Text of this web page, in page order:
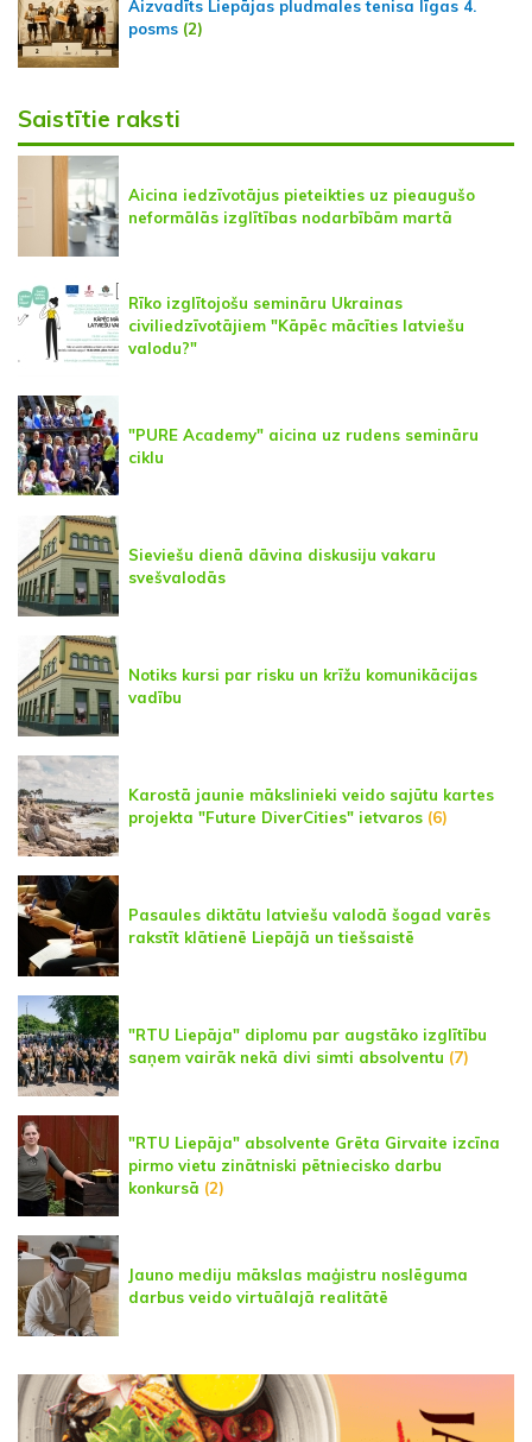
Aizvadīts Liepājas pludmales tenisa līgas 4.
posms (2)
Saistītie raksti
Aicina iedzīvotājus pieteikties uz pieaugušo
neformālās izglītības nodarbībām martā
Rīko izglītojošu semināru Ukrainas
civiliedzīvotājiem "Kāpēc mācīties latviešu
valodu?"
"PURE Academy" aicina uz rudens semināru
ciklu
Sieviešu dienā dāvina diskusiju vakaru
svešvalodās
Notiks kursi par risku un krīžu komunikācijas
vadību
Karostā jaunie mākslinieki veido sajūtu kartes
projekta "Future DiverCities" ietvaros (6)
Pasaules diktātu latviešu valodā šogad varēs
rakstīt klātienē Liepājā un tiešsaistē
"RTU Liepāja" diplomu par augstāko izglītību
saņem vairāk nekā divi simti absolventu (7)
"RTU Liepāja" absolvente Grēta Girvaite izcīna
pirmo vietu zinātniski pētniecisko darbu
konkursā (2)
Jauno mediju mākslas maģistru noslēguma
darbus veido virtuālajā realitātē